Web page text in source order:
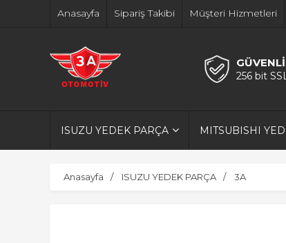
Anasayfa Sipariş Takibi Müşteri Hizmetleri
256 bit
ISUZU YEDEK PARÇA MITSUBISHI
Anasayfa ISUZU YEDEK PARÇA 3A